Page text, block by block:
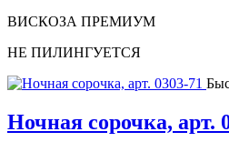
ВИСКОЗА ПРЕМИУМ
НЕ ПИЛИНГУЕТСЯ
Ночная сорочка, арт.